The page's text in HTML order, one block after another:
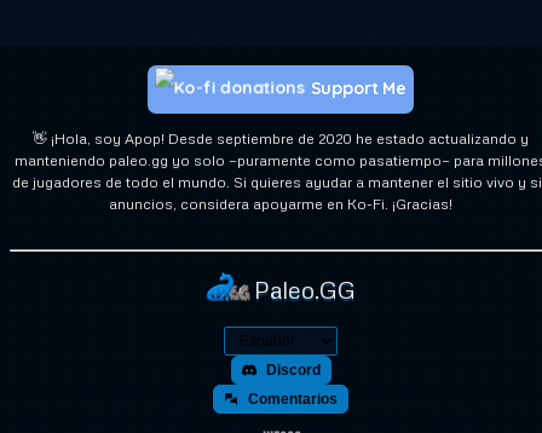
👋 ¡Hola, soy Apop! Desde septiembre de 2020 he estado actualizando y
manteniendo paleo.gg yo solo —puramente como pasatiempo— para
de jugadores de todo el mundo. Si quieres ayudar a mantener el sitio vivo y
anuncios, considera apoyarme en Ko-Fi. ¡Gracias!
Support Me
Paleo.GG
Discord
Comentarios